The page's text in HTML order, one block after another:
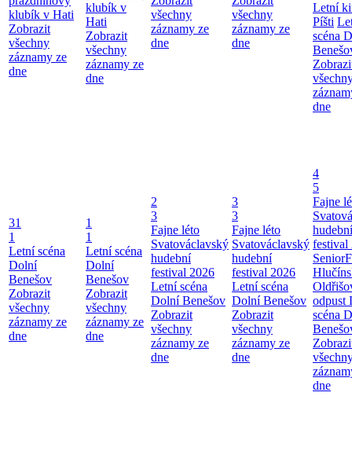
klubík v Hati
Zobrazit
všechny
záznamy ze
dne
klubík v
Hati
Zobrazit
všechny
záznamy ze
dne
všechny
záznamy ze
dne
všechny
záznamy ze
dne
Letní
Píšti
scéna
dne
31
1
Letní scéna
Dolní
Benešov
Zobrazit
všechny
záznamy ze
dne
1
1
Letní scéna
Dolní
Benešov
Zobrazit
všechny
záznamy ze
dne
2
3
Fajne léto
Svatováclavský
hudební
festival 2026
Letní scéna
Dolní Benešov
Zobrazit
všechny
záznamy ze
dne
3
3
Fajne léto
Svatováclavský
hudební
festival 2026
Letní scéna
Dolní Benešov
Zobrazit
všechny
záznamy ze
dne
4
5
Fajne
hudební
festival
odpust
scéna
dne